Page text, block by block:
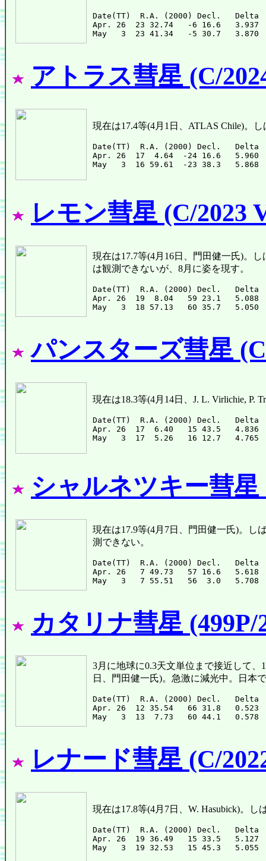
Date(TT)  R.A. (2000) Decl.
Apr. 26  23 32.74   -6 16.6
アトラス彗星 (C/
現在は17.4等(4月1日、ATLAS Chile)。
Date(TT)  R.A. (2000) Decl.
Apr. 26  17  4.64  -24 16.6
レモン彗星 (C/2023
現在は17.7等(4月16日、門田健一氏)。
は観測できないが、8月に姿を現す。
Date(TT)  R.A. (2000) Decl.
Apr. 26  19  8.04   59 23.1
パンスターズ彗星
現在は18.3等(4月14日、J. L. Virlichie, P.
Date(TT)  R.A. (2000) Decl.
Apr. 26  17  6.40   15 43.5
シャルネツキー彗星
現在は17.9等(4月7日、門田健一氏)。し
測できない。
Date(TT)  R.A. (2000) Decl.
Apr. 26   7 49.73   57 16.6
カタリナ彗星 (499P/
3月に地球に0.3天文単位まで接近して、
日、門田健一氏)。急激に減光中。日本
Date(TT)  R.A. (2000) Decl.
Apr. 26  12 35.54   66 31.8
レナード彗星 (C/
現在は17.8等(4月7日、W. Hasubick)。
Date(TT)  R.A. (2000) Decl.
Apr. 26  19 36.49   15 33.5